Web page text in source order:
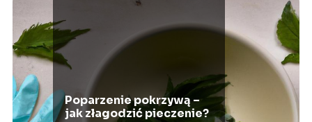
Poparzenie pokrzywą –
jak złagodzić pieczenie?